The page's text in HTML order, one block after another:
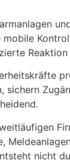
mobile
sichern
nicht